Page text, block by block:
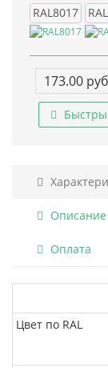
RAL8017
173.00
Описание
Оплата
Цвет по RAL